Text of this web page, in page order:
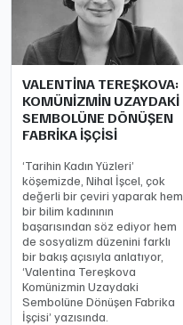
VALENTİNA TEREŞKOVA:
KOMÜNİZMİN UZAYDAKİ
SEMBOLÜNE DÖNÜŞEN
FABRİKA İŞÇİSİ
‘Tarihin Kadın Yüzleri’
köşemizde, Nihal İşcel, çok
değerli bir çeviri yaparak hem
bir bilim kadınının
başarısından söz ediyor hem
de sosyalizm düzenini farklı
bir bakış açısıyla anlatıyor,
‘Valentina Tereşkova
Komünizmin Uzaydaki
Sembolüne Dönüşen Fabrika
İşçisi’ yazısında.